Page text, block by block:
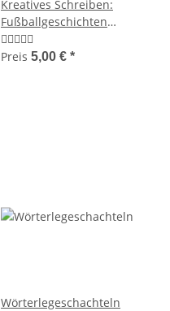
Kreatives Schreiben:
Fußballgeschichten
(Schreibanlässe)
Preis 5,00 € *
Wörterlegeschachteln